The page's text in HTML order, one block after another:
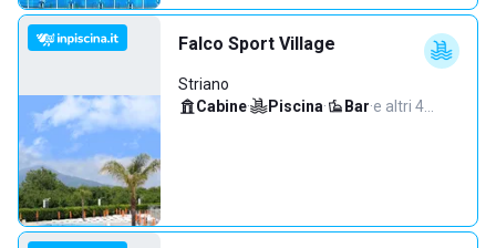
Falco Sport Village
Striano
Cabine· Piscina· Bar·e altri 4…